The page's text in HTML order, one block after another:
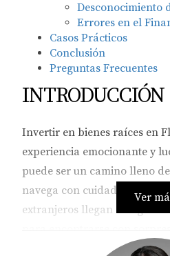
Desconocimiento
Errores en el
Casos Prácticos
Conclusión
Preguntas Frecuentes
INTRODUCCIÓN
Invertir en bienes raíces en
experiencia emocionante y
puede ser un camino lleno
navega con cuidado.
extranjeros llegan con
podrían haberse evitado con
Ver